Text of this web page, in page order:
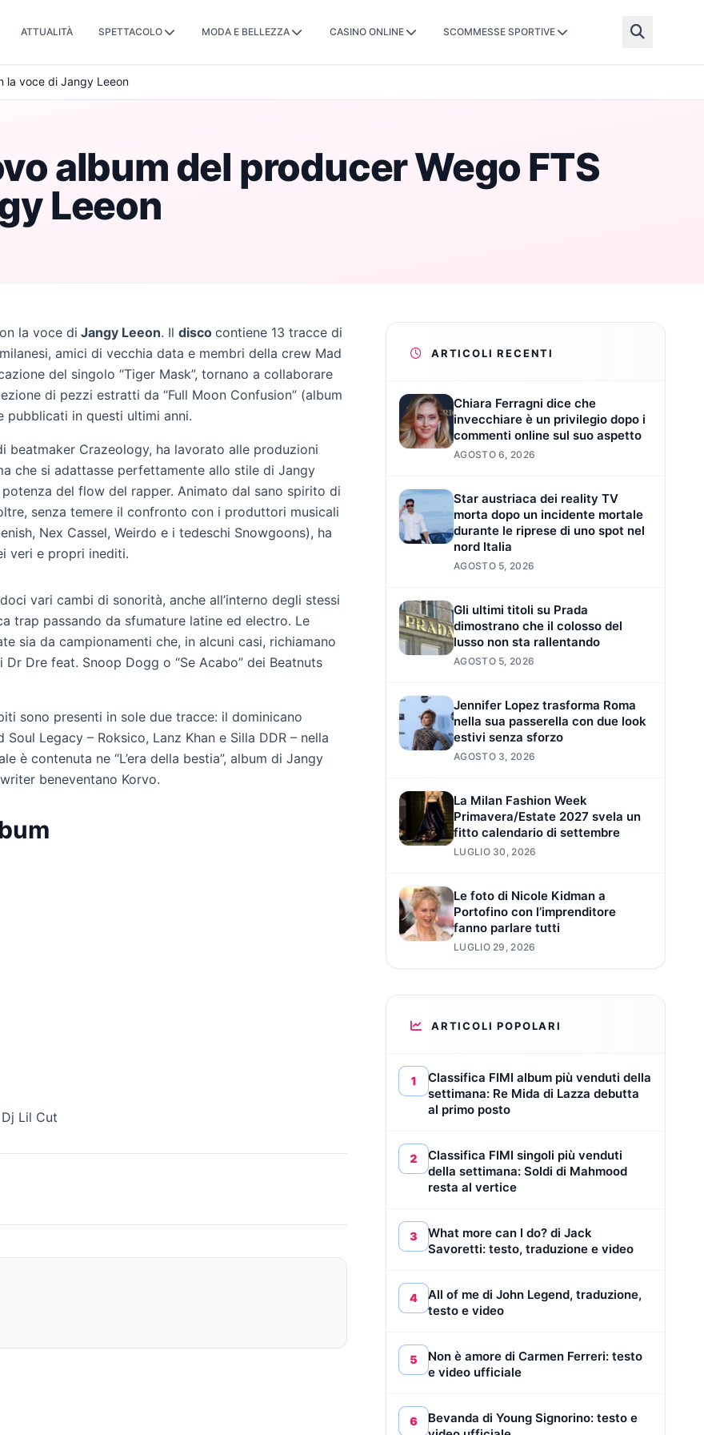
ATTUALITÀ SPETTACOLO MODA E BELLEZZA CASINO ONLINE SCOMMESSE SPORTIVE
la voce di Jangy Leeon
album del producer Wego FTS
Leeon
la voce di Jangy Leeon. Il disco contiene 13 tracce di
amici di vecchia data e membri della crew Mad
del singolo “Tiger Mask”, tornano a collaborare
di pezzi estratti da “Full Moon Confusion” (album
pubblicati in questi ultimi anni.
beatmaker Crazeology, ha lavorato alle produzioni
che si adattasse perfettamente allo stile di Jangy
del flow del rapper. Animato dal sano spirito di
senza temere il confronto con i produttori musicali
Nex Cassel, Weirdo e i tedeschi Snowgoons), ha
veri e propri inediti.
vari cambi di sonorità, anche all’interno degli stessi
trap passando da sfumature latine ed electro. Le
sia da campionamenti che, in alcuni casi, richiamano
Dre feat. Snoop Dogg o “Se Acabo” dei Beatnuts
sono presenti in sole due tracce: il dominicano
Legacy – Roksico, Lanz Khan e Silla DDR – nella
è contenuta ne “L’era della bestia”, album di Jangy
beneventano Korvo.
Lil Cut
ARTICOLI RECENTI
Chiara Ferragni dice che
invecchiare è un privilegio dopo i
commenti online sul suo aspetto
AGOSTO 6, 2026
Star austriaca dei reality TV
morta dopo un incidente mortale
durante le riprese di uno spot nel
nord Italia
AGOSTO 5, 2026
Gli ultimi titoli su Prada
dimostrano che il colosso del
lusso non sta rallentando
AGOSTO 5, 2026
Jennifer Lopez trasforma Roma
nella sua passerella con due look
estivi senza sforzo
AGOSTO 3, 2026
La Milan Fashion Week
Primavera/Estate 2027 svela un
fitto calendario di settembre
LUGLIO 30, 2026
Le foto di Nicole Kidman a
Portofino con l’imprenditore
fanno parlare tutti
LUGLIO 29, 2026
ARTICOLI POPOLARI
1
Classifica FIMI album più venduti della
settimana: Re Mida di Lazza debutta
al primo posto
2
Classifica FIMI singoli più venduti
della settimana: Soldi di Mahmood
resta al vertice
3
What more can I do? di Jack
Savoretti: testo, traduzione e video
4
All of me di John Legend, traduzione,
testo e video
5
Non è amore di Carmen Ferreri: testo
e video ufficiale
6
Bevanda di Young Signorino: testo e